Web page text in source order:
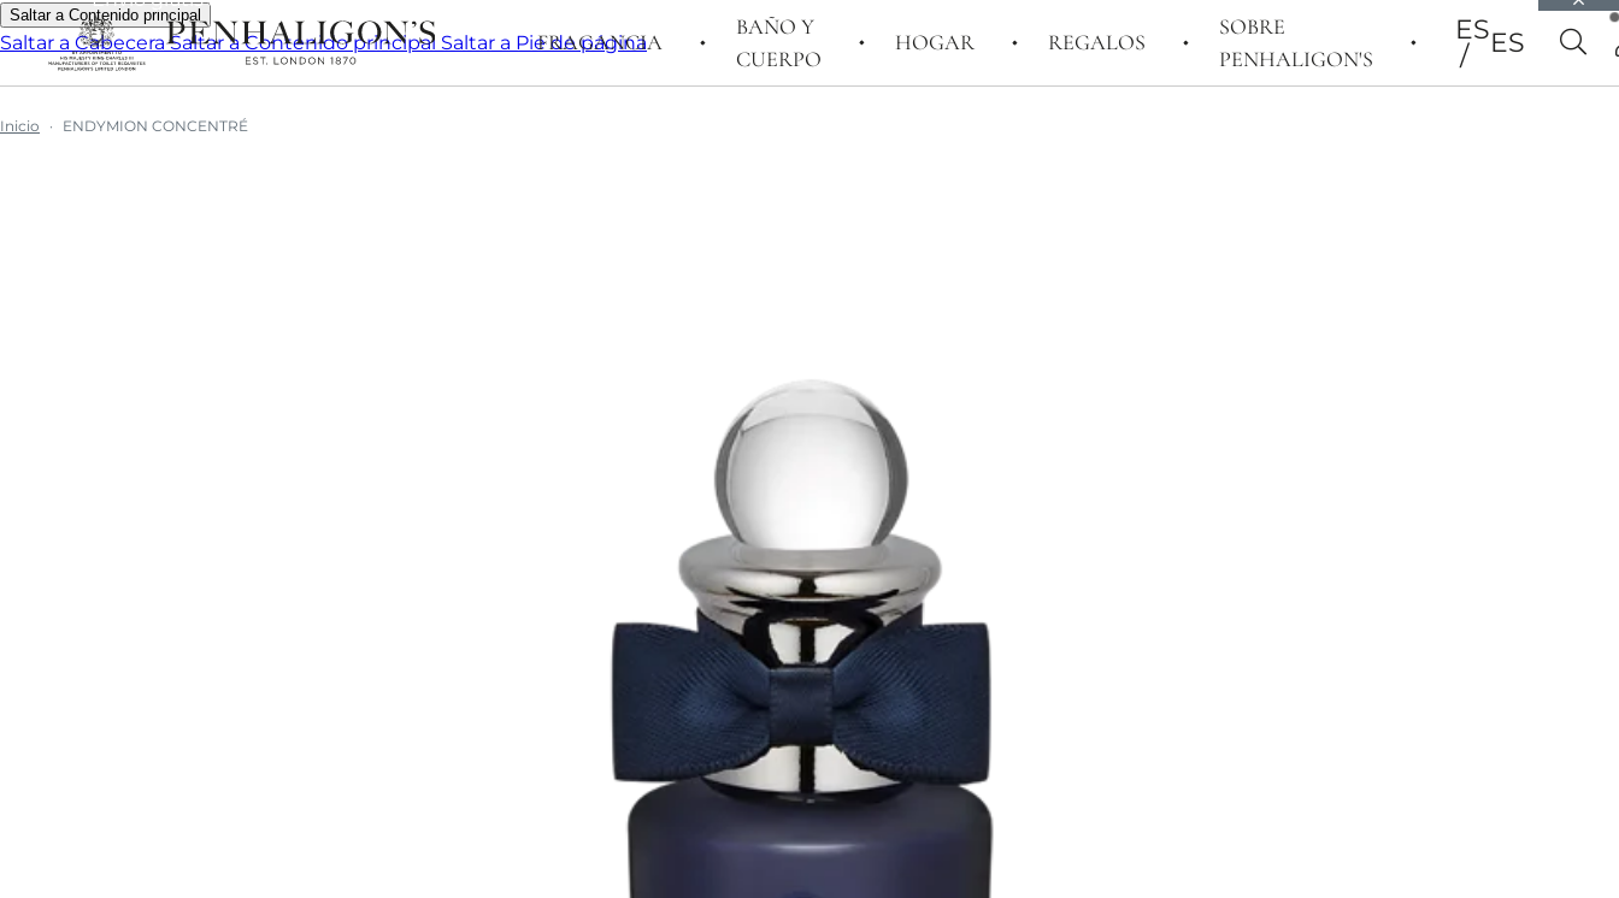
Saltar a Contenido principal
Saltar a CabeceraSaltar a Contenido principal Saltar a Pie de página
FRAGANCIA
BAÑO Y
CUERPO
HOGAR REGALOS
SOBRE
PENHALIGON'S
ESES
Inicio ENDYMION CONCENTRÉ